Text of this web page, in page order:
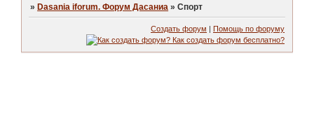
»Dasania iforum. Форум Дасаниа »Спорт
Создать форум | Помощь по форуму